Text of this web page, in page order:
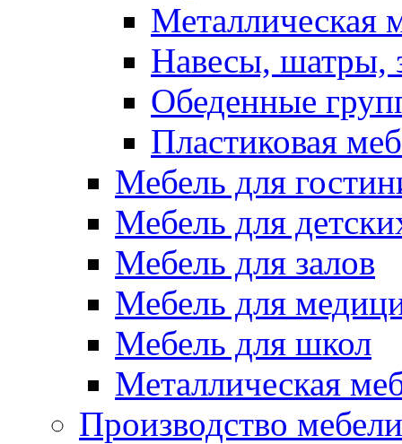
Металлическая
Навесы, шатры,
Обеденные
Пластиковая
Мебель для
Мебель для
Мебель для залов
Мебель для
Мебель для школ
Металлическая
Производство мебели